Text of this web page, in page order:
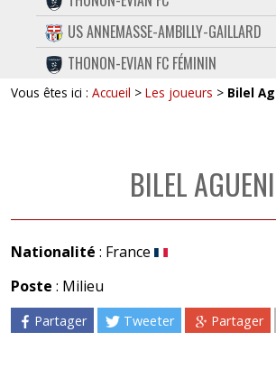
CONTACT
FACEBOOK
TWITTER
US ANNEMASSE-AMBILLY-GAILLARD
THONON-EVIAN FC FÉMININ
Vous êtes ici : Accueil > Les joueurs > Bilel
BILEL AGUENI
Nationalité : France
Poste : Milieu
Partager Tweeter Partager